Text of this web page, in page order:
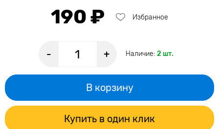
190 ₽ Избранное
- + Наличие: 2 шт.
В корзину
Купить в один клик